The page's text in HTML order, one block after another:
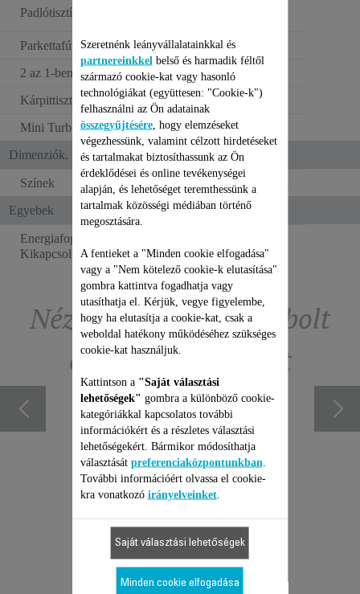
Padlótisztító kefék
Parkettafúvóka
2 az 1-ben réstisztító fej
Kárpittisztító fej
Mini Turbo Brush
Dimenziók, Szín és tömeg
Színek
Fekete és türkizkék
Egyebek
Energiafogyasztás -
Kikapcsolt állapot (W)
Nézze meg a tartozékbolt
exkluzív ajánlatait
RÉSTISZTÍTÓ SZÍVÓFEJ
ÉS -KEFE ZR901001
Szeretnénk leányvállalatainkkal és
partnereinkkel belső és harmadik féltől
származó cookie-kat vagy hasonló
technológiákat (együttesen: "Cookie-k")
felhasználni az Ön adatainak
összegyűjtésére, hogy elemzéseket
végezhessünk, valamint célzott hirdetéseket
és tartalmakat biztosíthassunk az Ön
érdeklődései és online tevékenységei
alapján, és lehetőséget teremthessünk a
tartalmak közösségi médiában történő
megosztására.
A fentieket a "Minden cookie elfogadása"
vagy a "Nem kötelező cookie-k elutasítása"
gombra kattintva fogadhatja vagy
utasíthatja el. Kérjük, vegye figyelembe,
hogy ha elutasítja a cookie-kat, csak a
weboldal hatékony működéséhez szükséges
cookie-kat használjuk.
Kattintson a "Saját választási
lehetőségek" gombra a különböző cookie-
kategóriákkal kapcsolatos további
információkért és a részletes választási
lehetőségekért. Bármikor módosíthatja
választását preferenciaközpontunkban
További információért olvassa el cookie-
kra vonatkozó irányelveinket.
Saját választási lehetőségek
Minden cookie elfogadása